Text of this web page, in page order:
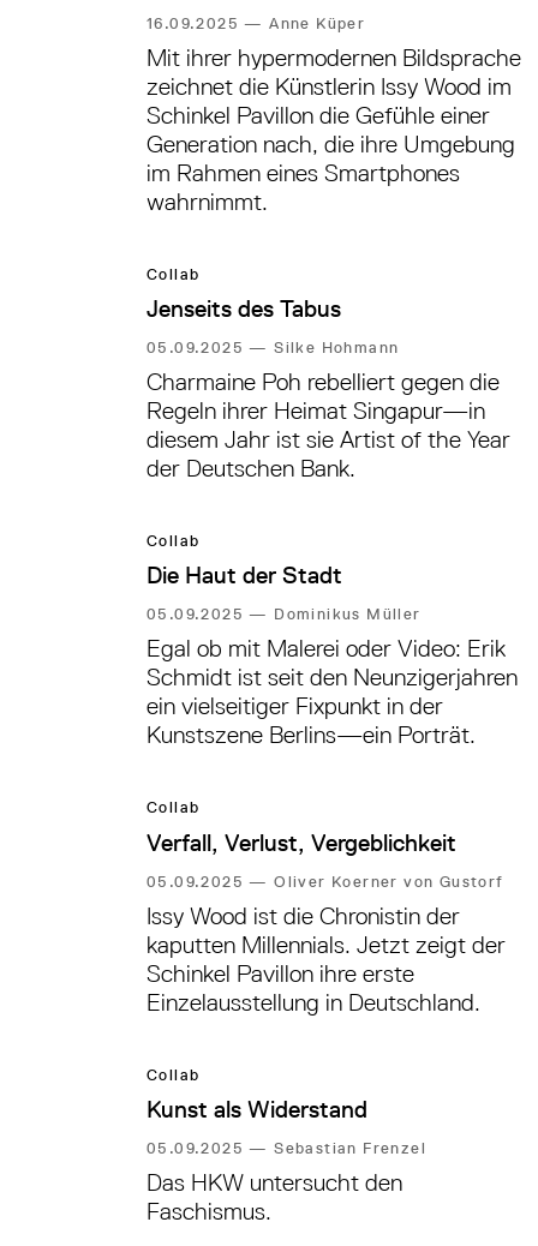
16.09.2025—Anne Küper
Mit ihrer hypermodernen Bildsprache
zeichnet die Künstlerin Issy Wood im
Schinkel Pavillon die Gefühle einer
Generation nach, die ihre Umgebung
im Rahmen eines Smartphones
wahrnimmt.
Collab
Jenseits des Tabus
05.09.2025—Silke Hohmann
Charmaine Poh rebelliert gegen die
Regeln ihrer Heimat Singapur—in
diesem Jahr ist sie Artist of the Year
der Deutschen Bank.
Collab
Die Haut der Stadt
05.09.2025— Dominikus Müller
Egal ob mit Malerei oder Video: Erik
Schmidt ist seit den Neunzigerjahren
ein vielseitiger Fixpunkt in der
Kunstszene Berlins—ein Porträt.
Collab
Verfall, Verlust, Vergeblichkeit
05.09.2025—Oliver Koerner von Gustorf
Issy Wood ist die Chronistin der
kaputten Millennials. Jetzt zeigt der
Schinkel Pavillon ihre erste
Einzelausstellung in Deutschland.
Collab
Kunst als Widerstand
05.09.2025—Sebastian Frenzel
Das HKW untersucht den
Faschismus.